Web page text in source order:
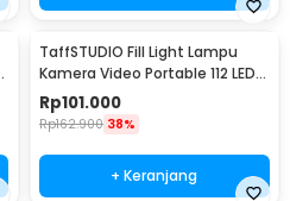
TaffSTUDIO Fill Light Lampu
Kamera Video Portable 112 LED -
FT-112
Rp101.000
Rp162.900 38%
+ Keranjang